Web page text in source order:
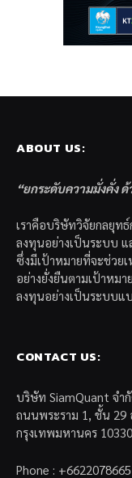
ABOUT US:
“ยกระดับความมั่งคั่ง
เราคือบริษัทวิจัยกลยุท
ลงทุนอย่างเป็นระบบ
ซึ่งมีเป้าหมายที่จะช่วย
อย่างยั่งยืนตามเป้าหม
ลงทุนอย่างเป็นระบบ
CONTACT US:
บริษัท SiamQuant จำ
ถนนพระราม 1, ชั้น 29
กรุงเทพมหานคร 10330
Phone :